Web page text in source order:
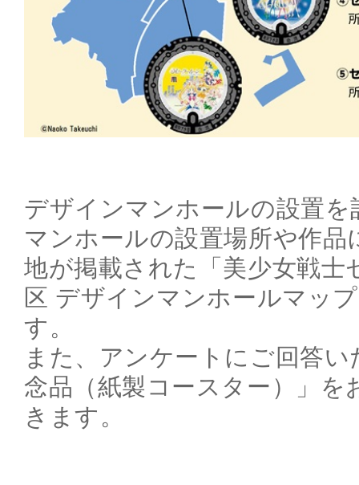
デザインマンホールの設置
マンホールの設置場所や作
地が掲載された「美少女戦士
区 デザインマンホールマッ
す。
また、アンケートにご回答
念品（紙製コースター）」を
きます。